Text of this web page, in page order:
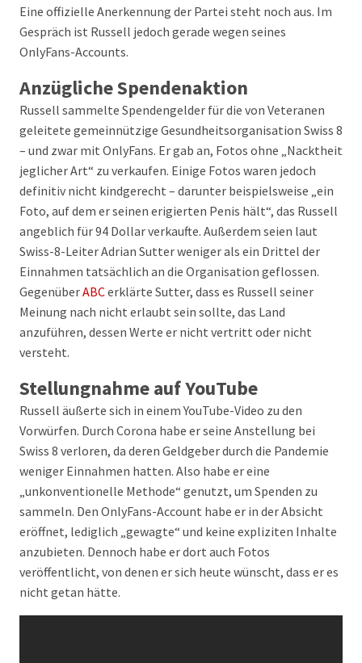
Eine offizielle Anerkennung der Partei steht noch aus. Im
Gespräch ist Russell jedoch gerade wegen seines
OnlyFans-Accounts.
Anzügliche Spendenaktion
Russell sammelte Spendengelder für die von Veteranen
geleitete gemeinnützige Gesundheitsorganisation Swiss 8
– und zwar mit OnlyFans. Er gab an, Fotos ohne „Nacktheit
jeglicher Art“ zu verkaufen. Einige Fotos waren jedoch
definitiv nicht kindgerecht – darunter beispielsweise „ein
Foto, auf dem er seinen erigierten Penis hält“, das Russell
angeblich für 94 Dollar verkaufte. Außerdem seien laut
Swiss-8-Leiter Adrian Sutter weniger als ein Drittel der
Einnahmen tatsächlich an die Organisation geflossen.
GegenüberABCerklärte Sutter, dass es Russell seiner
Meinung nach nicht erlaubt sein sollte, das Land
anzuführen, dessen Werte er nicht vertritt oder nicht
versteht.
Stellungnahme auf YouTube
Russell äußerte sich in einem YouTube-Video zu den
Vorwürfen. Durch Corona habe er seine Anstellung bei
Swiss 8 verloren, da deren Geldgeber durch die Pandemie
weniger Einnahmen hatten. Also habe er eine
„unkonventionelle Methode“ genutzt, um Spenden zu
sammeln. Den OnlyFans-Account habe er in der Absicht
eröffnet, lediglich „gewagte“ und keine expliziten Inhalte
anzubieten. Dennoch habe er dort auch Fotos
veröffentlicht, von denen er sich heute wünscht, dass er es
nicht getan hätte.